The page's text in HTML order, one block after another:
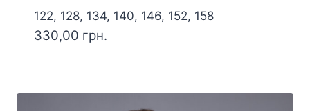
122, 128, 134, 140, 146, 152, 158
330,00 грн.